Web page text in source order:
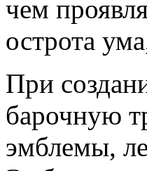
чем
острота
При
барочную
эмблемы,